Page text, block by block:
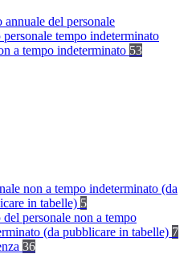
annuale del personale
personale tempo indeterminato
a tempo indeterminato 53
non a tempo indeterminato (da
in tabelle) 5
del personale non a tempo
(da pubblicare in tabelle) 7
36